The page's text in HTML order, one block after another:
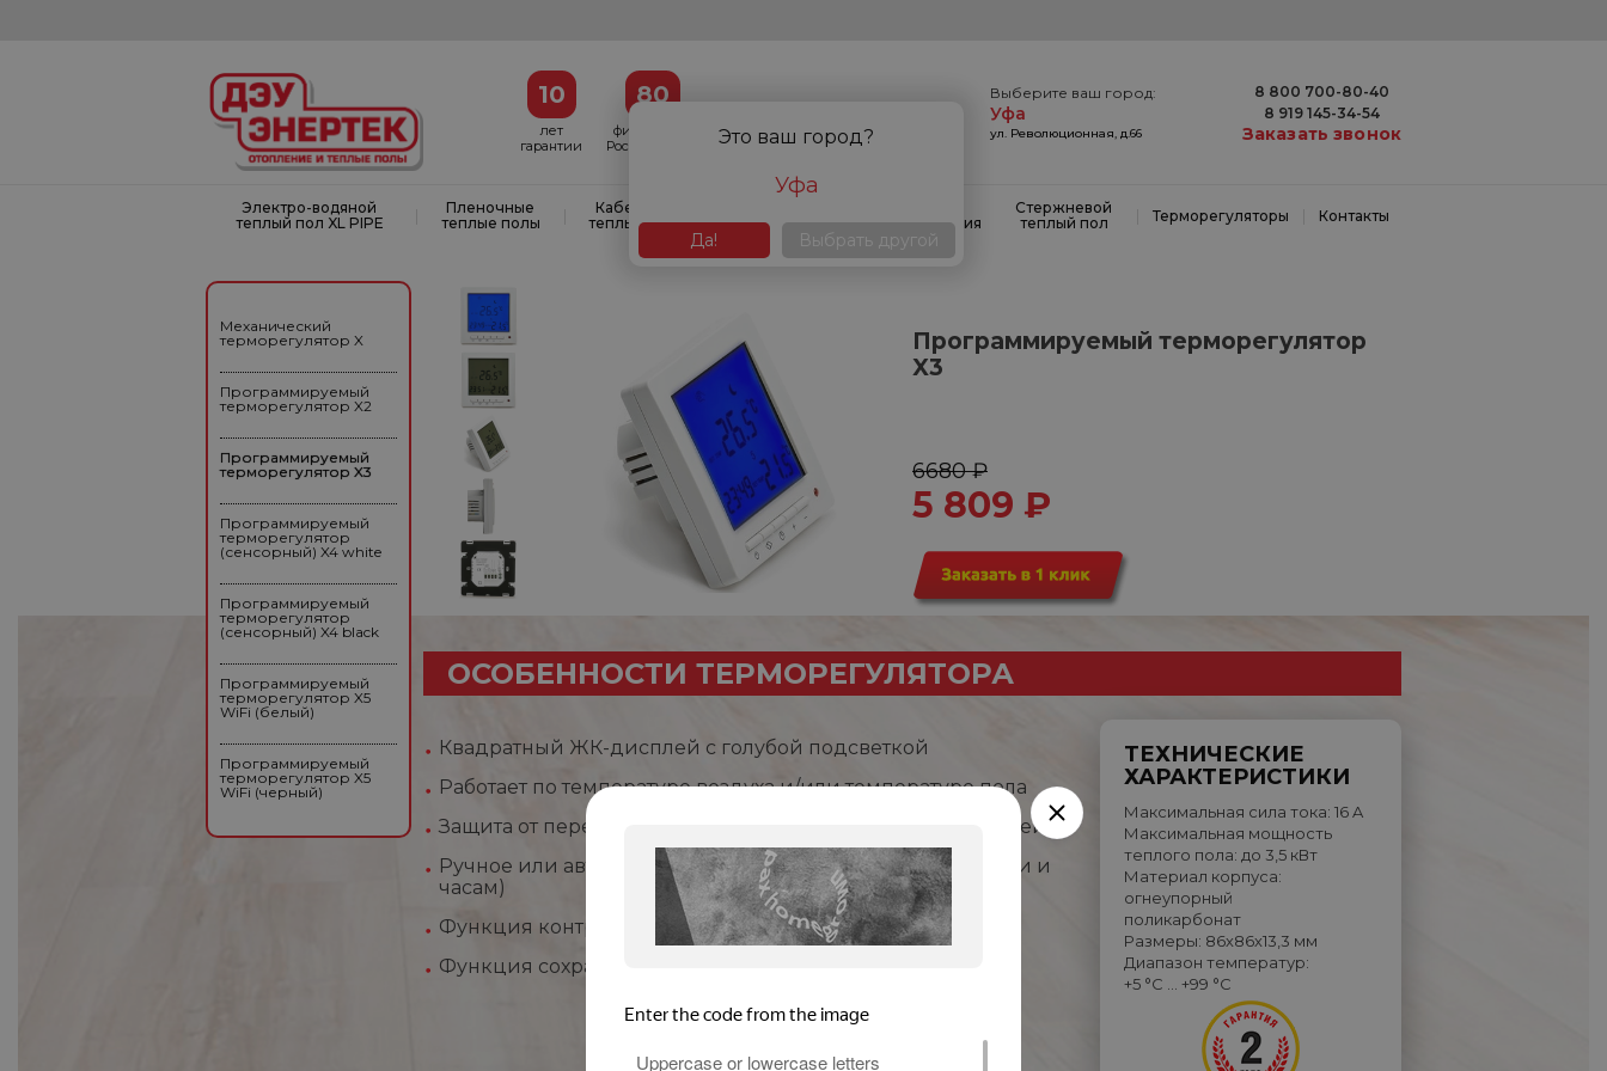
10
лет
гарантии
80
филиалов в
России и СНГ
Выберите ваш город:
Уфа
ул. Революционная, д.66
8 800 700-80-40
8 919 145-34-54
Заказать звонок
Электро-водяной
теплый пол XL PIPE
Пленочные
теплые полы
Кабельные
теплые полы
маты
антиобледенения
Стержневой
теплый пол
Терморегуляторы Контакты
Программируемый терморегулятор
X3
6680 ₽
5 809 ₽
ОСОБЕННОСТИ ТЕРМОРЕГУЛЯТОРА
Квадратный ЖК-дисплей с голубой подсветкой
Работает по температуре воздуха и/или температуре пола
Защита от перегрева и замерзания, режим защиты от детей
Ручное или автоматическое управление (по дням недели и
часам)
Функция контроля потребления энергии
Функция сохранения информации
ТЕХНИЧЕСКИЕ
ХАРАКТЕРИСТИКИ
Максимальная сила тока: 16 A
Максимальная мощность
теплого пола: до 3,5 кВт
Материал корпуса:
огнеупорный
поликарбонат
Размеры: 86х86х13,3 мм
Диапазон температур:
+5 °C … +99 °C
Механический
терморегулятор X
Программируемый
терморегулятор X2
Программируемый
терморегулятор X3
Программируемый
терморегулятор
(сенсорный) X4 white
Программируемый
терморегулятор
(сенсорный) X4 black
Программируемый
терморегулятор X5
WiFi (белый)
Программируемый
терморегулятор X5
WiFi (черный)
Это ваш город?
Уфа
Да! Выбрать другой